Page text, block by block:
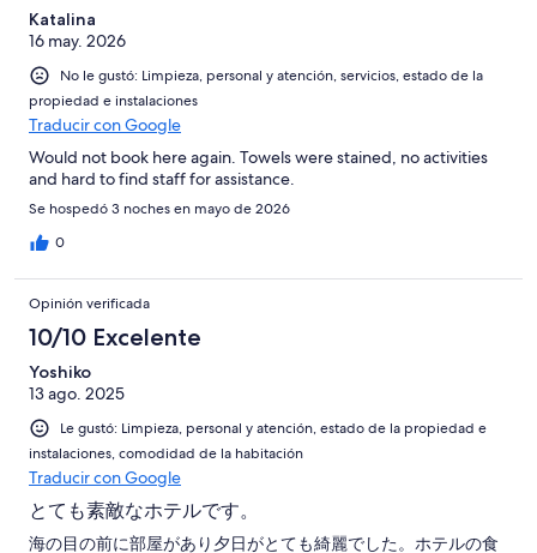
Katalina
16 may. 2026
No le gustó: Limpieza, personal y atención, servicios, estado de la
propiedad e instalaciones
Traducir con Google
Would not book here again. Towels were stained, no activities
and hard to find staff for assistance.
Se hospedó 3 noches en mayo de 2026
0
Opinión verificada
10/10 Excelente
Yoshiko
13 ago. 2025
Le gustó: Limpieza, personal y atención, estado de la propiedad e
instalaciones, comodidad de la habitación
Traducir con Google
とても素敵なホテルです。
海の目の前に部屋があり夕日がとても綺麗でした。ホテルの食